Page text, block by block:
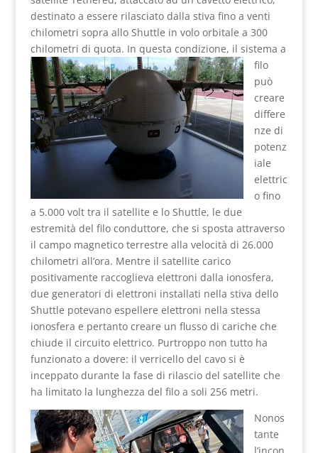
destinato a essere rilasciato dalla stiva fino a venti
chilometri sopra allo Shuttle in volo orbitale a 300
chilometri di quota. In questa condizione, il sistema a
filo
può
creare
differe
nze di
potenz
iale
elettric
o fino
a 5.000 volt tra il satellite e lo Shuttle, le due
estremità del filo conduttore, che si sposta attraverso
il campo magnetico terrestre alla velocità di 26.000
chilometri all’ora. Mentre il satellite carico
positivamente raccoglieva elettroni dalla ionosfera,
due generatori di elettroni installati nella stiva dello
Shuttle potevano espellere elettroni nella stessa
ionosfera e pertanto creare un flusso di cariche che
chiude il circuito elettrico. Purtroppo non tutto ha
funzionato a dovere: il verricello del cavo si è
inceppato durante la fase di rilascio del satellite che
ha limitato la lunghezza del filo a soli 256 metri.
Nonos
tante
l’incon